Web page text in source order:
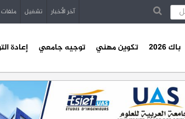
آخر الأخبار تشغيل ملفات
باك 2026 تكوين مهني توجيه جامعي إعادة